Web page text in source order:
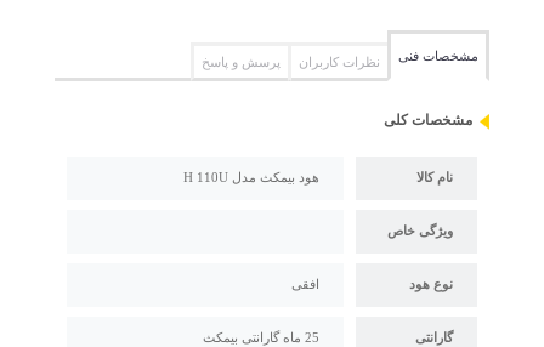
مشخصات فنی نظرات کاربران پرسش و پاسخ
مشخصات کلی
نام کالا هود بیمکث مدل H 110U
ویژگی خاص
نوع هود افقی
گارانتی 25 ماه گارانتی بیمکث